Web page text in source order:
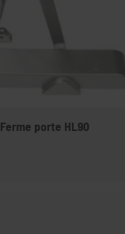
Ferme porte HL90